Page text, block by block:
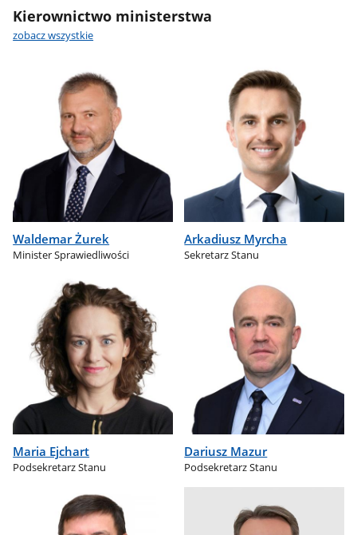
Kierownictwo ministerstwa
zobacz wszystkie
Waldemar Żurek
Minister Sprawiedliwości
Arkadiusz Myrcha
Sekretarz Stanu
Maria Ejchart
Podsekretarz Stanu
Dariusz Mazur
Podsekretarz Stanu